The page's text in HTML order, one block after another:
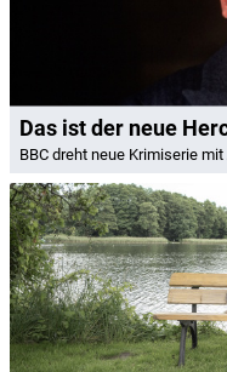
Das ist der neue
BBC dreht neue Krimiserie